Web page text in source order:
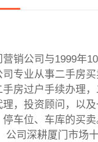
销公司与1999年
专业从事二手房买
房过户手续办理
，投资顾问，以
车位、车库的买
公司深耕厦门市场